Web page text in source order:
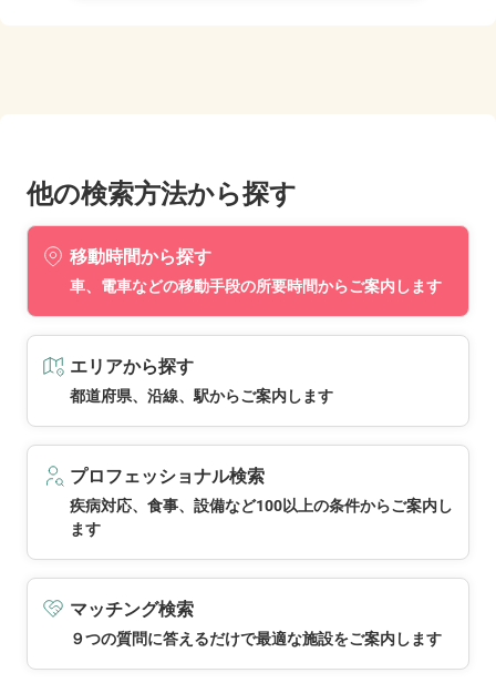
他の検索方法から探す
移動時間から探す
車、電車などの移動手段の所要時間からご案内します
エリアから探す
都道府県、沿線、駅からご案内します
プロフェッショナル検索
疾病対応、食事、設備など100以上の条件からご案内し
ます
マッチング検索
９つの質問に答えるだけで最適な施設をご案内します